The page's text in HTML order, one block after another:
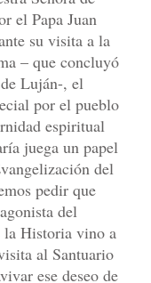
el Papa Juan
su visita a la
– que concluyó
Luján-, el
por el pueblo
espiritual
juega un papel
del
pedir que
del
la Historia vino a
al Santuario
ese deseo de